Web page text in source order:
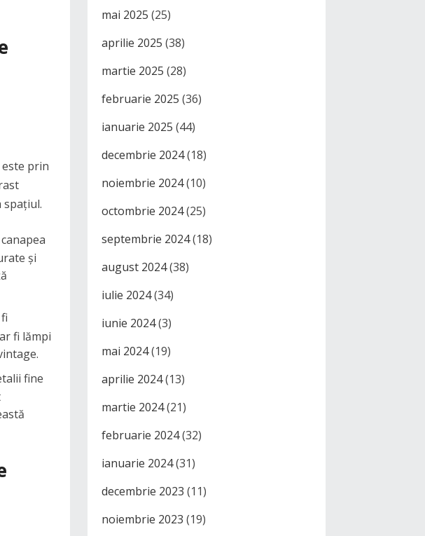
prin
spațiul.
și
fi lămpi
fine
mai 2025 (25)
aprilie 2025 (38)
martie 2025 (28)
februarie 2025 (36)
ianuarie 2025 (44)
decembrie 2024(18)
noiembrie 2024(10)
octombrie 2024(25)
septembrie 2024(18)
august 2024(38)
iulie 2024(34)
iunie 2024(3)
mai 2024(19)
aprilie 2024(13)
martie 2024(21)
februarie 2024(32)
ianuarie 2024(31)
decembrie 2023 (11)
noiembrie 2023 (19)